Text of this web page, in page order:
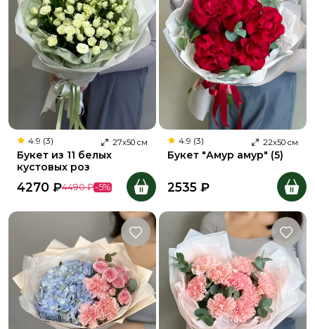
4.9 (3) 27х50 см
Букет из 11 белых
кустовых роз
4270 ₽4490 ₽-5%
4.9 (3) 22х50 см
Букет "Амур амур" (5)
2535 ₽